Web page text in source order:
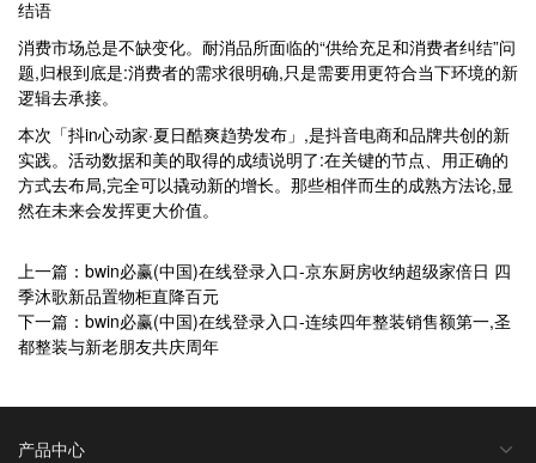
结语
消费市场总是不缺变化。耐消品所面临的“供给充足和消费者纠结”问
题,归根到底是:消费者的需求很明确,只是需要用更符合当下环境的新
逻辑去承接。
本次「抖in心动家·夏日酷爽趋势发布」,是抖音电商和品牌共创的新
实践。活动数据和美的取得的成绩说明了:在关键的节点、用正确的
方式去布局,完全可以撬动新的增长。那些相伴而生的成熟方法论,显
然在未来会发挥更大价值。
上一篇：bwin必赢(中国)在线登录入口-京东厨房收纳超级家倍日 四
季沐歌新品置物柜直降百元
下一篇：bwin必赢(中国)在线登录入口-连续四年整装销售额第一,圣
都整装与新老朋友共庆周年
产品中心